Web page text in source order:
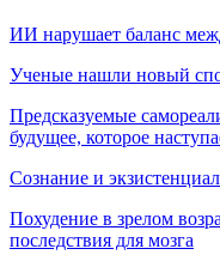
ИИ нарушает баланс
Ученые нашли новый
Предсказуемые
будущее, которое
Сознание и
Похудение в зрелом
последствия для мозга